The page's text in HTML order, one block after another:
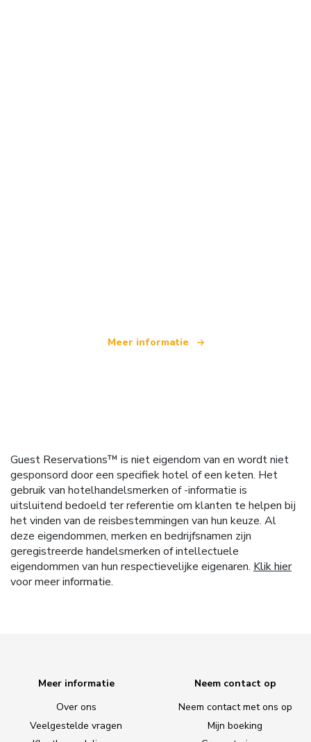
Meer informatie
Guest Reservations™ is niet eigendom van en wordt niet
gesponsord door een specifiek hotel of een keten. Het
gebruik van hotelhandelsmerken of -informatie is
uitsluitend bedoeld ter referentie om klanten te helpen bij
het vinden van de reisbestemmingen van hun keuze. Al
deze eigendommen, merken en bedrijfsnamen zijn
geregistreerde handelsmerken of intellectuele
eigendommen van hun respectievelijke eigenaren. Klik hier
voor meer informatie.
Meer informatie
Over ons
Veelgestelde vragen
Neem contact op
Neem contact met ons op
Mijn boeking